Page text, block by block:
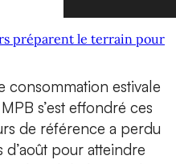
préparent le terrain pour
consommation estivale
s’est effondré ces
de référence a perdu
pour atteindre